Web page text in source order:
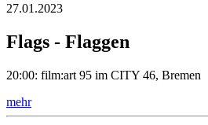
27.01.2023
Flags - Flaggen
20:00: film:art 95 im CITY 46, Bremen
mehr